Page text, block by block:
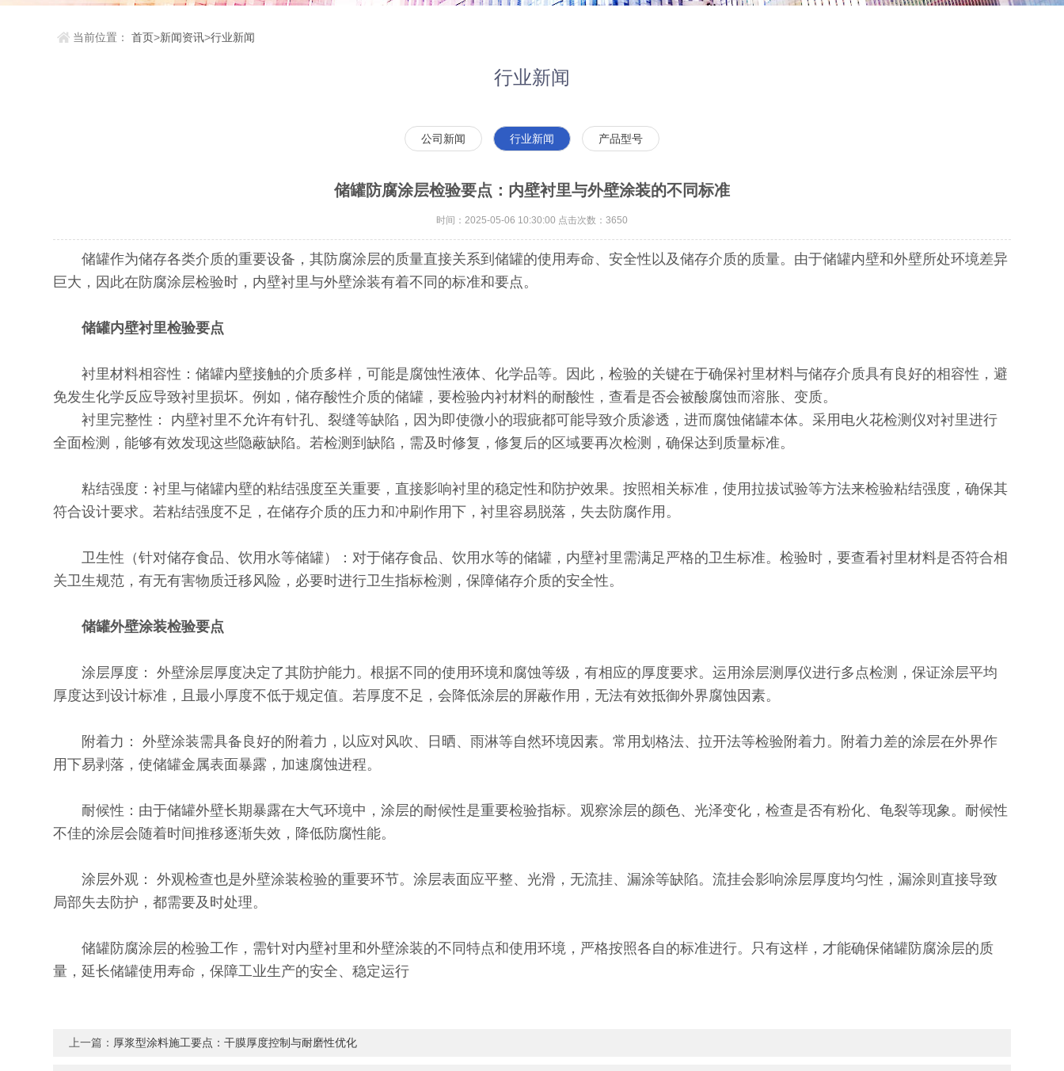
当前位置：首页>新闻资讯>行业新闻
行业新闻
公司新闻 行业新闻 产品型号
储罐防腐涂层检验要点：内壁衬里与外壁涂装的不同标准
时间：2025-05-06 10:30:00 点击次数：3650
储罐作为储存各类介质的重要设备，其防腐涂层的质量直接关系到储罐的使用寿命、安全性以及储存介质的质量。由于储罐内壁和外壁所处环境差异
巨大，因此在防腐涂层检验时，内壁衬里与外壁涂装有着不同的标准和要点。
储罐内壁衬里检验要点
衬里材料相容性：储罐内壁接触的介质多样，可能是腐蚀性液体、化学品等。因此，检验的关键在于确保衬里材料与储存介质具有良好的相容性，避
免发生化学反应导致衬里损坏。例如，储存酸性介质的储罐，要检验内衬材料的耐酸性，查看是否会被酸腐蚀而溶胀、变质。
衬里完整性： 内壁衬里不允许有针孔、裂缝等缺陷，因为即使微小的瑕疵都可能导致介质渗透，进而腐蚀储罐本体。采用电火花检测仪对衬里进行
全面检测，能够有效发现这些隐蔽缺陷。若检测到缺陷，需及时修复，修复后的区域要再次检测，确保达到质量标准。
粘结强度：衬里与储罐内壁的粘结强度至关重要，直接影响衬里的稳定性和防护效果。按照相关标准，使用拉拔试验等方法来检验粘结强度，确保其
符合设计要求。若粘结强度不足，在储存介质的压力和冲刷作用下，衬里容易脱落，失去防腐作用。
卫生性（针对储存食品、饮用水等储罐）：对于储存食品、饮用水等的储罐，内壁衬里需满足严格的卫生标准。检验时，要查看衬里材料是否符合相
关卫生规范，有无有害物质迁移风险，必要时进行卫生指标检测，保障储存介质的安全性。
储罐外壁涂装检验要点
涂层厚度： 外壁涂层厚度决定了其防护能力。根据不同的使用环境和腐蚀等级，有相应的厚度要求。运用涂层测厚仪进行多点检测，保证涂层平均
厚度达到设计标准，且最小厚度不低于规定值。若厚度不足，会降低涂层的屏蔽作用，无法有效抵御外界腐蚀因素。
附着力： 外壁涂装需具备良好的附着力，以应对风吹、日晒、雨淋等自然环境因素。常用划格法、拉开法等检验附着力。附着力差的涂层在外界作
用下易剥落，使储罐金属表面暴露，加速腐蚀进程。
耐候性：由于储罐外壁长期暴露在大气环境中，涂层的耐候性是重要检验指标。观察涂层的颜色、光泽变化，检查是否有粉化、龟裂等现象。耐候性
不佳的涂层会随着时间推移逐渐失效，降低防腐性能。
涂层外观： 外观检查也是外壁涂装检验的重要环节。涂层表面应平整、光滑，无流挂、漏涂等缺陷。流挂会影响涂层厚度均匀性，漏涂则直接导致
局部失去防护，都需要及时处理。
储罐防腐涂层的检验工作，需针对内壁衬里和外壁涂装的不同特点和使用环境，严格按照各自的标准进行。只有这样，才能确保储罐防腐涂层的质
量，延长储罐使用寿命，保障工业生产的安全、稳定运行
上一篇： 厚浆型涂料施工要点：干膜厚度控制与耐磨性优化